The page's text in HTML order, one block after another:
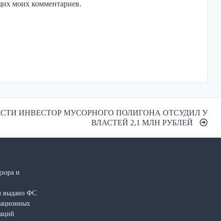
моих комментариев.
ИНВЕСТОР МУСОРНОГО ПОЛИГОНА ОТСУДИЛ У
ВЛАСТЕЙ 2,1 МЛН РУБЛЕЙ
и
выдано ФС